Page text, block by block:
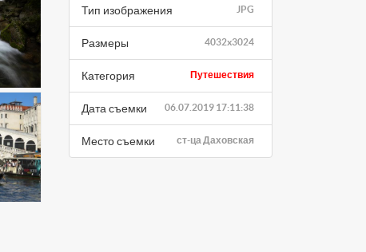
JPG
Тип изображения
4032x3024
Размеры
Путешествия
Категория
06.07.2019 17:11:38
Дата съемки
ст-ца Даховская
Место съемки